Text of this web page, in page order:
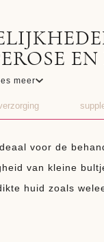
EN
meer
voor de
van kleine
huid zoals